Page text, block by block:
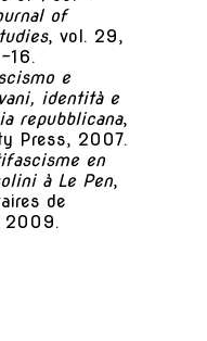
of
, vol. 29,
16.
e
identità e
repubblicana,
Press, 2007.
en
à Le Pen,
de
2009.